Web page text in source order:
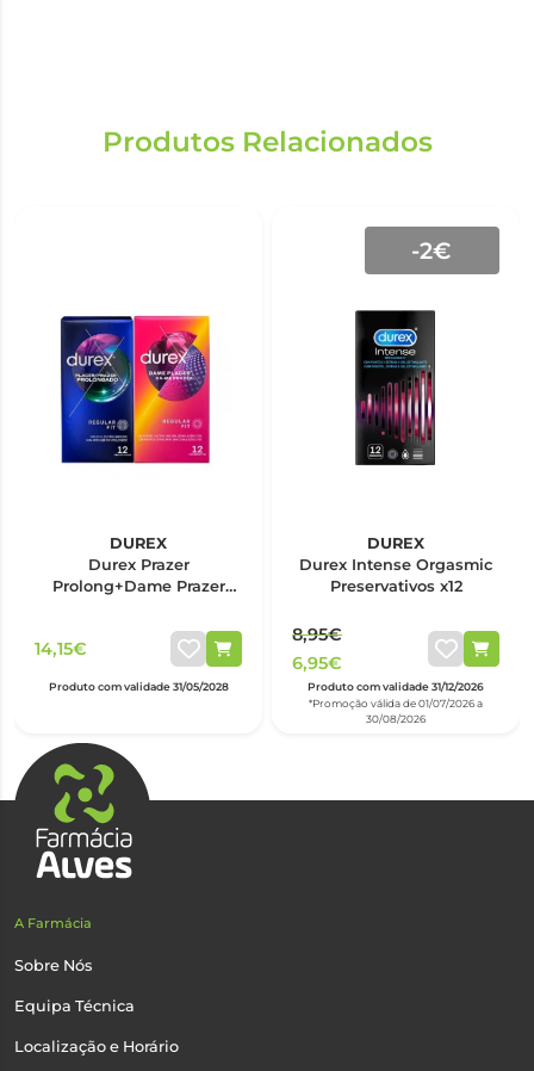
Produtos Relacionados
DUREX
Durex Prazer
Prolong+Dame Prazer
14,15€
Produto com validade 31/05/2028
-2€
*Promoção válida de 01/07/2026 a
30/08/2026
DUREX
Durex Intense Orgasmic
Preservativos x12
8,95€
6,95€
Produto com validade 31/12/2026
A Farmácia
Sobre Nós
Equipa Técnica
Localização e Horário